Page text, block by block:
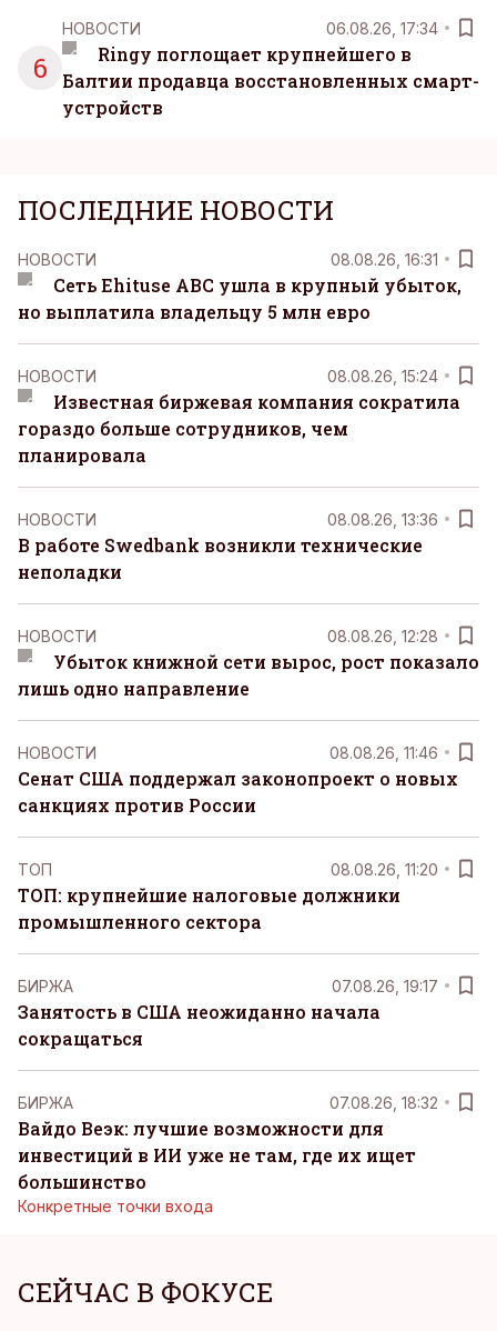
6
НОВОСТИ 06.08.26, 17:34
Ringy поглощает крупнейшего в
Балтии продавца восстановленных смарт-
устройств
ПОСЛЕДНИЕ НОВОСТИ
НОВОСТИ 08.08.26, 16:31
Сеть Ehituse ABC ушла в крупный убыток,
но выплатила владельцу 5 млн евро
НОВОСТИ 08.08.26, 15:24
Известная биржевая компания сократила
гораздо больше сотрудников, чем
планировала
НОВОСТИ 08.08.26, 13:36
В работе Swedbank возникли технические
неполадки
НОВОСТИ 08.08.26, 12:28
Убыток книжной сети вырос, рост показало
лишь одно направление
НОВОСТИ 08.08.26, 11:46
Сенат США поддержал законопроект о новых
санкциях против России
ТОП 08.08.26, 11:20
ТОП: крупнейшие налоговые должники
промышленного сектора
БИРЖА 07.08.26, 19:17
Занятость в США неожиданно начала
сокращаться
БИРЖА 07.08.26, 18:32
Вайдо Веэк: лучшие возможности для
инвестиций в ИИ уже не там, где их ищет
большинство
Конкретные точки входа
СЕЙЧАС В ФОКУСЕ